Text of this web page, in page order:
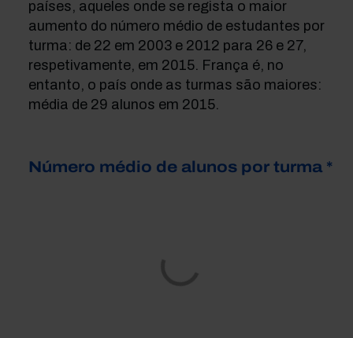
países, aqueles onde se regista o maior
aumento do número médio de estudantes por
turma: de 22 em 2003 e 2012 para 26 e 27,
respetivamente, em 2015. França é, no
entanto, o país onde as turmas são maiores:
média de 29 alunos em 2015.
Número médio de alunos por turma *